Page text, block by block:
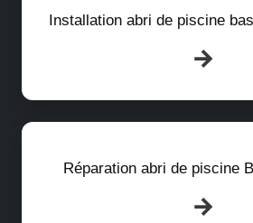
Installation abri de piscine
Réparation abri de piscine